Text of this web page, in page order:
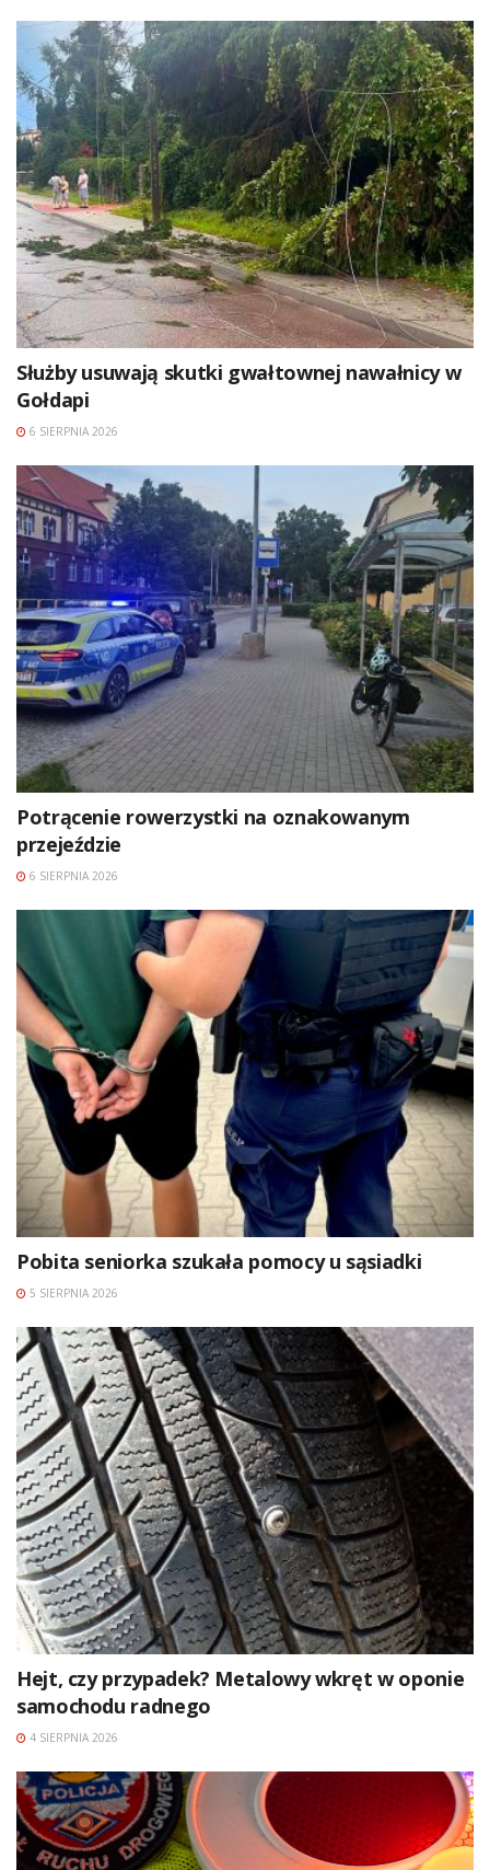
Służby usuwają skutki gwałtownej nawałnicy w
Gołdapi
6 SIERPNIA 2026
Potrącenie rowerzystki na oznakowanym
przejeździe
6 SIERPNIA 2026
Pobita seniorka szukała pomocy u sąsiadki
5 SIERPNIA 2026
Hejt, czy przypadek? Metalowy wkręt w oponie
samochodu radnego
4 SIERPNIA 2026